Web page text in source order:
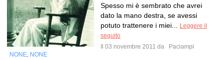
Spesso mi è sembrato che avrei
dato la mano destra, se avessi
potuto trattenere i miei...
Leggere il
seguito
Il 03 novembre 2011 da
Paciampi
NONE NONE